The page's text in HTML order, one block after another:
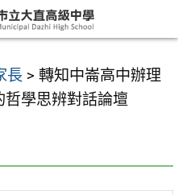
長 > 轉知中崙高中辦理
哲學思辨對話論壇